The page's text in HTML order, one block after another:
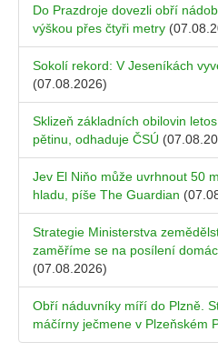
Do Prazdroje dovezli obří
výškou přes čtyři metry
Sokolí rekord: V Jeseníkách
(07.08.2026)
Sklizeň základních obilovin
pětinu, odhaduje ČSÚ
Jev El Niňo může uvrhnout 50
hladu, píše The Guardian
Strategie Ministerstva
zaměříme se na posílení
(07.08.2026)
Obří náduvníky míří do Plzně.
máčírny ječmene v Plzeňském